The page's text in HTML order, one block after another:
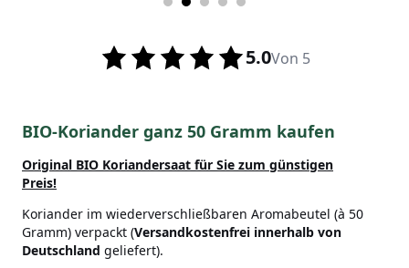
5.0Von 5
BIO-Koriander ganz 50 Gramm kaufen
Original BIO Koriandersaat für Sie zum günstigen
Preis!
Koriander im wiederverschließbaren Aromabeutel (à 50
Gramm) verpackt (Versandkostenfrei innerhalb von
Deutschland geliefert).